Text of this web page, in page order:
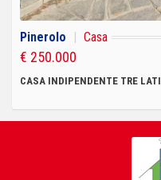
Pinerolo | Casa
€ 250.000
CASA INDIPENDENTE TRE LATI